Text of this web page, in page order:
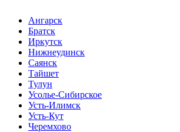
Ангарск
Братск
Иркутск
Нижнеудинск
Саянск
Тайшет
Тулун
Усолье-Сибирское
Усть-Илимск
Усть-Кут
Черемхово